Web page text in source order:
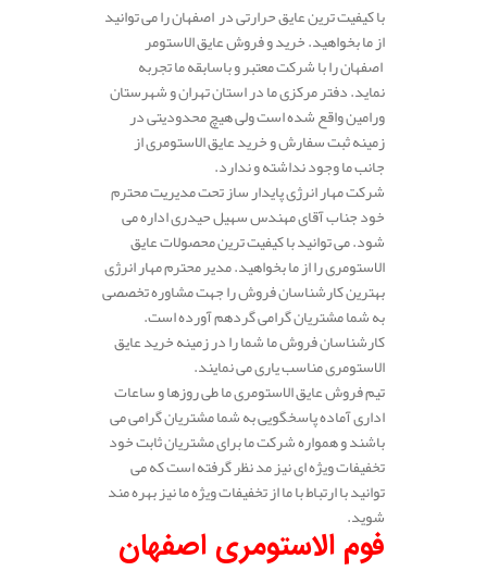
با کیفیت ترین عایق حرارتی در اصفهان را می توانید
از ما بخواهید. خرید و فروش عایق الاستومر
اصفهان را با شرکت معتبر و باسابقه ما تجربه
نماید. دفتر مرکزی ما در استان تهران و شهرستان
ورامین واقع شده است ولی هیچ محدودیتی در
زمینه ثبت سفارش و خرید عایق الاستومری از
جانب ما وجود نداشته و ندارد.
شرکت مهار انرژی پایدار ساز تحت مدیریت محترم
خود جناب آقای مهندس سهیل حیدری اداره می
شود. می توانید با کیفیت ترین محصولات عایق
الاستومری را از ما بخواهید. مدیر محترم مهار انرژی
بهترین کارشناسان فروش را جهت مشاوره تخصصی
به شما مشتریان گرامی گردهم آورده است.
کارشناسان فروش ما شما را در زمینه خرید عایق
الاستومری مناسب یاری می نمایند.
تیم فروش عایق الاستومری ما طی روزها و ساعات
اداری آماده پاسخگویی به شما مشتریان گرامی می
باشند و همواره شرکت ما برای مشتریان ثابت خود
تخفیفات ویژه ای نیز مد نظر گرفته است که می
توانید با ارتباط با ما از تخفیفات ویژه ما نیز بهره مند
شوید.
فوم الاستومری اصفهان